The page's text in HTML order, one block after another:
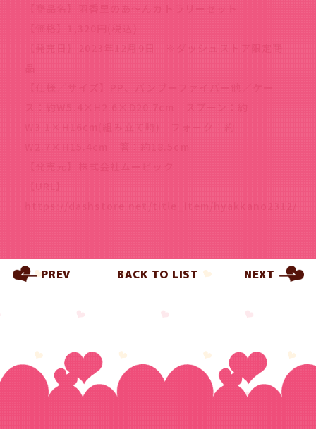
【商品名】羽香里のあ～んカトラリーセット
【価格】1,320円(税込)
【発売日】2023年12月9日 ※ダッシュストア限定商
品
【仕様／サイズ】PP、バンブーファイバー他／ケー
ス：約W5.4×H2.6×D20.7cm スプーン：約
W3.1×H16cm(組み立て時) フォーク：約
W2.7×H15.4cm 箸：約18.5cm
【発売元】株式会社ムービック
【URL】
https://dashstore.net/title_item/hyakkano2312/
PREV BACK TO LIST NEXT